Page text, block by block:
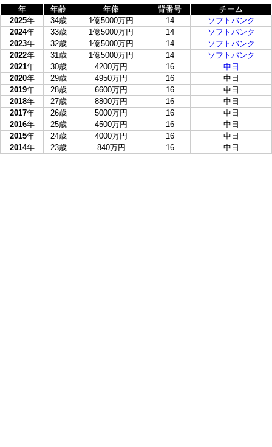
年 年齢 年俸 背番号
チーム
2025年 34歳 1億5000万円 14
ソフトバンク
2024年 33歳 1億5000万円 14
ソフトバンク
2023年 32歳 1億5000万円 14
ソフトバンク
2022年 31歳 1億5000万円 14
ソフトバンク
2021年 30歳 4200万円 16
中日
2020年 29歳 4950万円 16
中日
2019年 28歳 6600万円 16
中日
2018年 27歳 8800万円 16
中日
2017年 26歳 5000万円 16
中日
2016年 25歳 4500万円 16
中日
2015年 24歳 4000万円 16
中日
2014年 23歳 840万円 16 中日